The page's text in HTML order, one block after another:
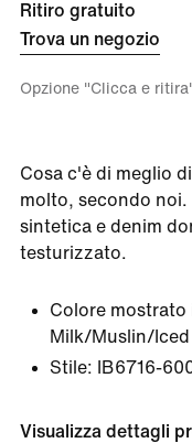
Ritiro gratuito
Trova un negozio
Opzione "Clicca e
Cosa c'è di meglio
molto, secondo
sintetica e denim
testurizzato.
Colore mostrato
Milk/Muslin/
Stile:
IB6716-
Visualizza dettagli